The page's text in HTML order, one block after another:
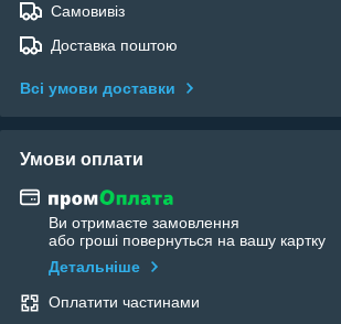
Самовивіз
Доставка поштою
Всі умови доставки
Умови оплати
Ви отримаєте замовлення
або гроші повернуться на вашу картку
Детальніше
Оплатити частинами